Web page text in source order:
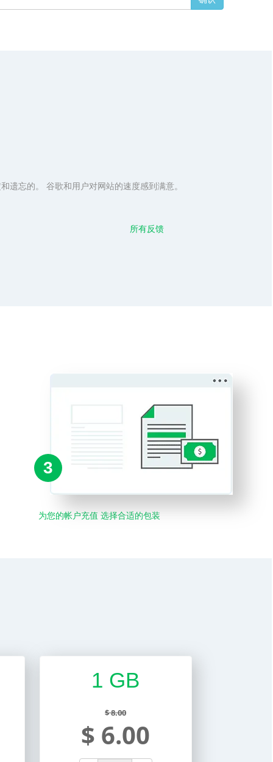
忘的。 谷歌和用户对网站的速度感到满意。
所有反馈
3
为您的帐户充值 选择合适的包装
1 GB
$ 8.00
$ 6.00